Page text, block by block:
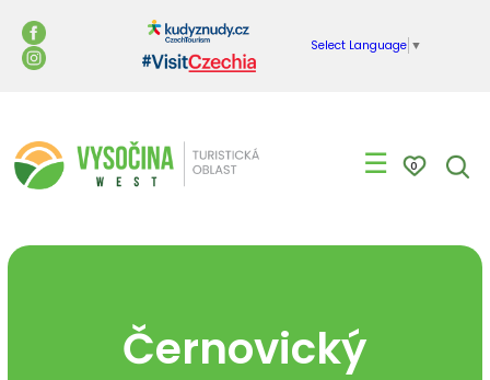
Select Language ▼
☰ 0
Černovický